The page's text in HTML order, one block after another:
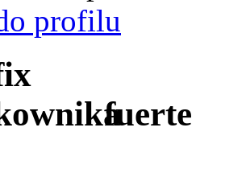
profilu
fuerte